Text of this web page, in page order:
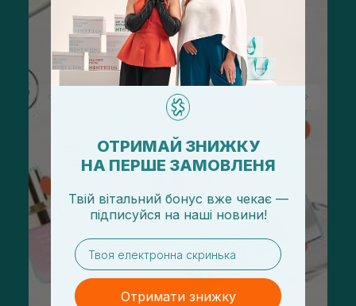
ОТРИМАЙ ЗНИЖКУ
НА ПЕРШЕ ЗАМОВЛЕНЯ
Твій вітальний бонус вже чекає —
підписуйся на наші новини!
email
Отримати знижку